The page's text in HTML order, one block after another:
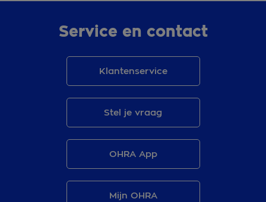
Service en contact
Klantenservice
Stel je vraag
OHRA App
Mijn OHRA